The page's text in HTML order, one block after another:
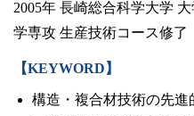
2005年 長崎総合科学大学
学専攻 生産技術コース修了
【KEYWORD】
構造・複合材技術の先進